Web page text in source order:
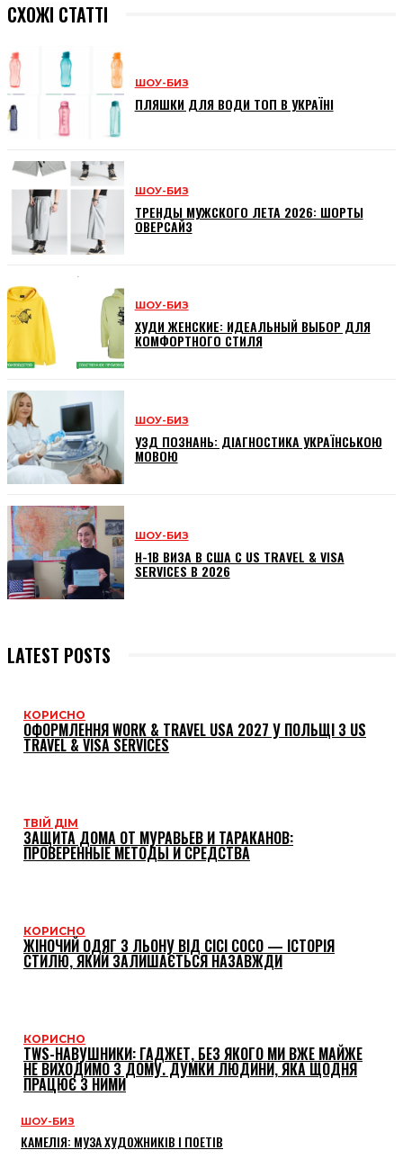
СХОЖІ СТАТТІ
ШОУ-БИЗ
ПЛЯШКИ ДЛЯ ВОДИ ТОП В УКРАЇНІ
ШОУ-БИЗ
ТРЕНДЫ МУЖСКОГО ЛЕТА 2026: ШОРТЫ
ОВЕРСАЙЗ
ШОУ-БИЗ
ХУДИ ЖЕНСКИЕ: ИДЕАЛЬНЫЙ ВЫБОР ДЛЯ
КОМФОРТНОГО СТИЛЯ
ШОУ-БИЗ
УЗД ПОЗНАНЬ: ДІАГНОСТИКА УКРАЇНСЬКОЮ
МОВОЮ
ШОУ-БИЗ
H-1B ВИЗА В США С US TRAVEL & VISA
SERVICES В 2026
LATEST POSTS
КОРИСНО
ОФОРМЛЕННЯ WORK & TRAVEL USA 2027 У ПОЛЬЩІ З US
TRAVEL & VISA SERVICES
ТВІЙ ДІМ
ЗАЩИТА ДОМА ОТ МУРАВЬЕВ И ТАРАКАНОВ:
ПРОВЕРЕННЫЕ МЕТОДЫ И СРЕДСТВА
КОРИСНО
ЖІНОЧИЙ ОДЯГ З ЛЬОНУ ВІД CICI COCO — ІСТОРІЯ
СТИЛЮ, ЯКИЙ ЗАЛИШАЄТЬСЯ НАЗАВЖДИ
КОРИСНО
TWS-НАВУШНИКИ: ГАДЖЕТ, БЕЗ ЯКОГО МИ ВЖЕ МАЙЖЕ
НЕ ВИХОДИМО З ДОМУ. ДУМКИ ЛЮДИНИ, ЯКА ЩОДНЯ
ПРАЦЮЄ З НИМИ
ШОУ-БИЗ
КАМЕЛІЯ: МУЗА ХУДОЖНИКІВ І ПОЕТІВ